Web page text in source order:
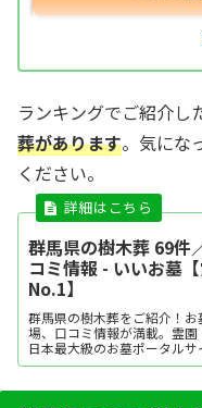
ランキングでご紹介し
葬があります。気にな
ください。
群馬県の樹木葬 69件
コミ情報 - いいお墓
No.1】
群馬県の樹木葬をご紹介！
場、口コミ情報が満載。霊園
日本最大級のお墓ポータル
お任せください。資料請求
方など、お墓探しに役立つ情